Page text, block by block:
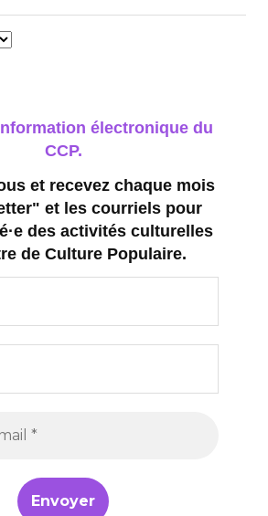
électronique du
CCP.
et recevez chaque mois
et les courriels pour
des activités culturelles
de Culture Populaire.